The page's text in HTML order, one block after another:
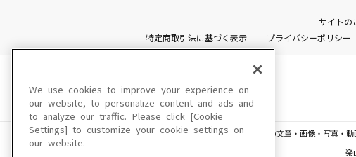
サイトの
特定商取引法に基づく表示
プライバシーポリシー
このサイトに掲載されている一切の文章・画像・写真・
楽
We use cookies to improve your experience on
our website, to personalize content and ads and
to analyze our traffic. Please click [Cookie
Settings] to customize your cookie settings on
our website.